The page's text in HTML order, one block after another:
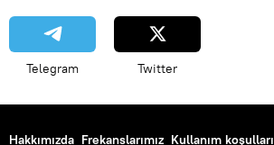
Telegram Twitter
Hakkımızda Frekanslarımız Kullanım koşulları